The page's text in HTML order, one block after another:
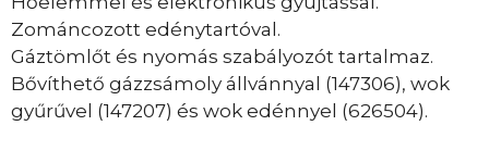
Zománcozott edénytartóval.
Gáztömlőt és nyomás szabályozót tartalmaz.
Bővíthető gázzsámoly állvánnyal (147306), wok
gyűrűvel (147207) és wok edénnyel (626504).